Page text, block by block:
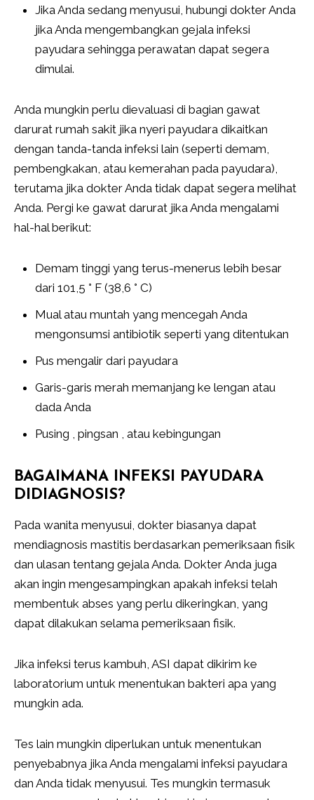
Jika Anda sedang menyusui, hubungi dokter Anda
jika Anda mengembangkan gejala infeksi
payudara sehingga perawatan dapat segera
dimulai.
Anda mungkin perlu dievaluasi di bagian gawat
darurat rumah sakit jika nyeri payudara dikaitkan
dengan tanda-tanda infeksi lain (seperti demam,
pembengkakan, atau kemerahan pada payudara),
terutama jika dokter Anda tidak dapat segera melihat
Anda. Pergi ke gawat darurat jika Anda mengalami
hal-hal berikut:
Demam tinggi yang terus-menerus lebih besar
dari 101,5 ° F (38,6 ° C)
Mual atau muntah yang mencegah Anda
mengonsumsi antibiotik seperti yang ditentukan
Pus mengalir dari payudara
Garis-garis merah memanjang ke lengan atau
dada Anda
Pusing , pingsan , atau kebingungan
BAGAIMANA INFEKSI PAYUDARA
DIDIAGNOSIS?
Pada wanita menyusui, dokter biasanya dapat
mendiagnosis mastitis berdasarkan pemeriksaan fisik
dan ulasan tentang gejala Anda. Dokter Anda juga
akan ingin mengesampingkan apakah infeksi telah
membentuk abses yang perlu dikeringkan, yang
dapat dilakukan selama pemeriksaan fisik.
Jika infeksi terus kambuh, ASI dapat dikirim ke
laboratorium untuk menentukan bakteri apa yang
mungkin ada.
Tes lain mungkin diperlukan untuk menentukan
penyebabnya jika Anda mengalami infeksi payudara
dan Anda tidak menyusui. Tes mungkin termasuk